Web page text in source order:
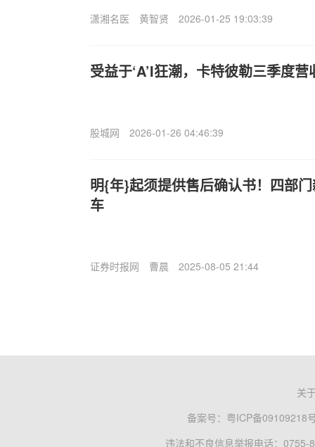
潇湘名医 黄智贤 2026-01-25 19:03:39
受益于‘A’I狂潮，卡特彼勒三季度
股城网 2026-01-26 04:46:39
明{年}起须提供售后确认书！四部
车
证券时报网 曹晨 2025-08-05 21:44
关
备案号： 粤ICP备09109218
违法和不良信息举报电话：0755-